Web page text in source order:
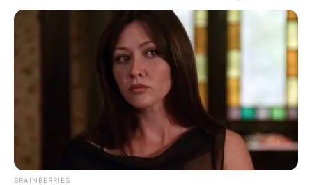
BRAINBERRIES